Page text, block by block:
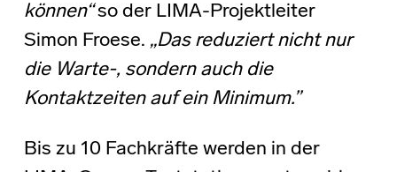
können“so der LIMA-Projektleiter
Simon Froese. „Das reduziert nicht nur
die Warte-, sondern auch die
Kontaktzeiten auf ein Minimum.”
Bis zu 10 Fachkräfte werden in der